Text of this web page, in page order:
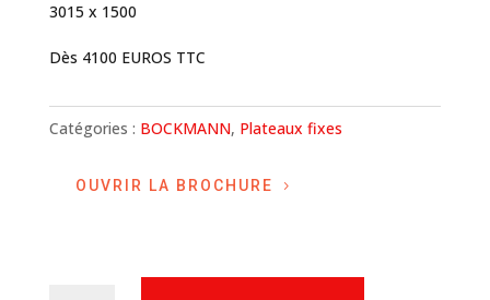
3015 x 1500
Dès 4100 EUROS TTC
Catégories : BOCKMANN, Plateaux fixes
OUVRIR LA BROCHURE